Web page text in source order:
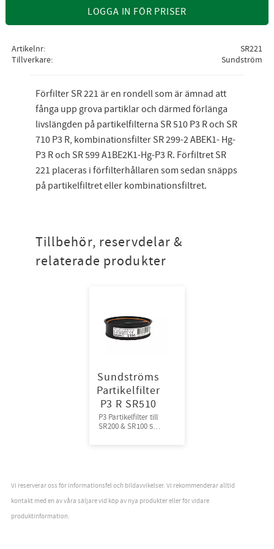
LOGGA IN FÖR PRISER
Artikelnr
SR221
Tillverkare
Sundström
Förfilter SR 221 är en rondell som är ämnad att
fånga upp grova partiklar och därmed förlänga
livslängden på partikelfilterna SR 510 P3 R och SR
710 P3 R, kombinationsfilter SR 299-2 ABEK1- Hg-
P3 R och SR 599 A1BE2K1-Hg-P3 R. Förfiltret SR
221 placeras i förfilterhållaren som sedan snäpps
på partikelfiltret eller kombinationsfiltret.
Tillbehör, reservdelar &
relaterade produkter
Sundströms
Partikelfilter
P3 R SR510
P3 Partikelfilter till
SR200 & SR100 5st
Vi reserverar oss för informationsfel och bildavvikelser. Vi rekommenderar alltid
kontakt med en av våra säljare vid köp av nya produkter eller för vidare
produktinformation.